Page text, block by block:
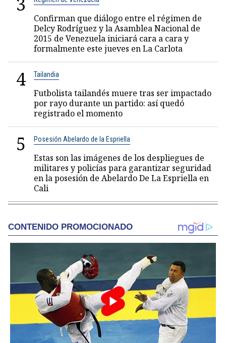
Confirman que diálogo entre el régimen de
Delcy Rodríguez y la Asamblea Nacional de
2015 de Venezuela iniciará cara a cara y
formalmente este jueves en La Carlota
4 Tailandia
Futbolista tailandés muere tras ser impactado
por rayo durante un partido: así quedó
registrado el momento
5 Posesión Abelardo de la Espriella
Estas son las imágenes de los despliegues de
militares y policías para garantizar seguridad
en la posesión de Abelardo De La Espriella en
Cali